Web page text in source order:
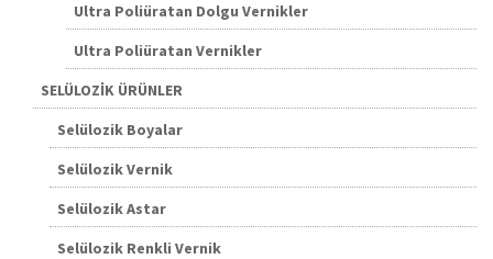
Ultra Poliüratan Dolgu Vernikler
Ultra Poliüratan Vernikler
SELÜLOZİK ÜRÜNLER
Selülozik Boyalar
Selülozik Vernik
Selülozik Astar
Selülozik Renkli Vernik